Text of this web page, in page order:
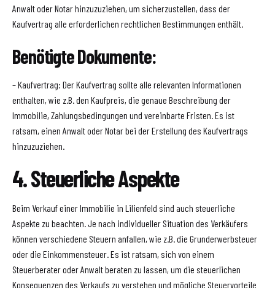
Anwalt oder Notar hinzuzuziehen, um sicherzustellen, dass der
Kaufvertrag alle erforderlichen rechtlichen Bestimmungen enthält.
Benötigte Dokumente:
– Kaufvertrag: Der Kaufvertrag sollte alle relevanten Informationen
enthalten, wie z.B. den Kaufpreis, die genaue Beschreibung der
Immobilie, Zahlungsbedingungen und vereinbarte Fristen. Es ist
ratsam, einen Anwalt oder Notar bei der Erstellung des Kaufvertrags
hinzuzuziehen.
4. Steuerliche Aspekte
Beim Verkauf einer Immobilie in Lilienfeld sind auch steuerliche
Aspekte zu beachten. Je nach individueller Situation des Verkäufers
können verschiedene Steuern anfallen, wie z.B. die Grunderwerbsteuer
oder die Einkommensteuer. Es ist ratsam, sich von einem
Steuerberater oder Anwalt beraten zu lassen, um die steuerlichen
Konsequenzen des Verkaufs zu verstehen und mögliche Steuervorteile